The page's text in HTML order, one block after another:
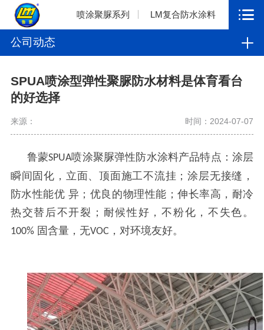
喷涂聚脲系列 LM复合防水涂料
公司动态
SPUA喷涂型弹性聚脲防水材料是体育看台
的好选择
来源： 时间：2024-07-07
鲁蒙SPUA喷涂聚脲弹性防水涂料产品特点：涂层
瞬间固化，立面、顶面施工不流挂；涂层无接缝，
防水性能优 异；优良的物理性能；伸长率高，耐冷
热交替后不开裂；耐候性好，不粉化，不失色。
100% 固含量，无VOC ，对环境友好。